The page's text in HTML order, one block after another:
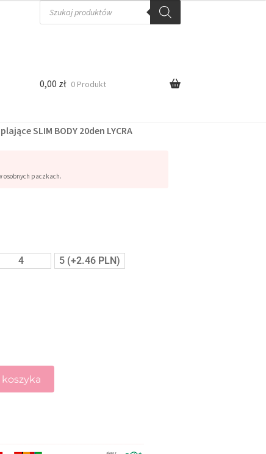
0,00 zł 0 Produkt
SLIM BODY 20den LYCRA
osobnych paczkach.
4 5 (+2.46 PLN)